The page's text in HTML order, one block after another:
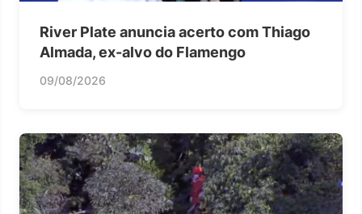
River Plate anuncia acerto com Thiago
Almada, ex-alvo do Flamengo
09/08/2026